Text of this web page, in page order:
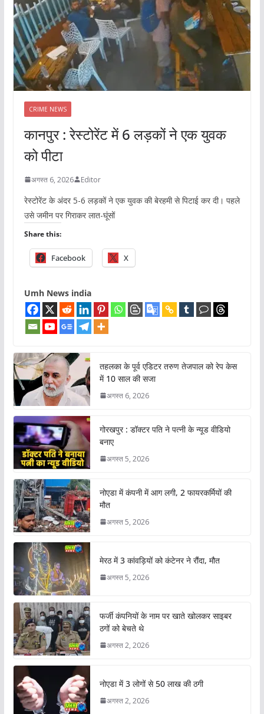
CRIME NEWS
कानपुर : रेस्टोरेंट में 6 लड़कों ने एक युवक
को पीटा
अगस्त 6, 2026 Editor
रेस्टोरेंट के अंदर 5-6 लड़कों ने एक युवक की बेरहमी से पिटाई कर दी। पहले
उसे जमीन पर गिराकर लात-घूंसों
Share this:
Facebook X
Umh News india
तहलका के पूर्व एडिटर तरुण तेजपाल को रेप केस
में 10 साल की सजा
अगस्त 6, 2026
गोरखपुर : डॉक्टर पति ने पत्नी के न्यूड वीडियो
बनाए
अगस्त 5, 2026
नोएडा में कंपनी में आग लगी, 2 फायरकर्मियों की
मौत
अगस्त 5, 2026
मेरठ में 3 कांवड़ियों को कंटेनर ने रौंदा, मौत
अगस्त 5, 2026
फर्जी कंपनियों के नाम पर खाते खोलकर साइबर
ठगों को बेचते थे
अगस्त 2, 2026
नोएडा में 3 लोगों से 50 लाख की ठगी
अगस्त 2, 2026